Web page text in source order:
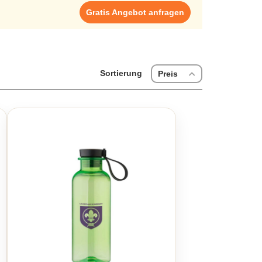
und Größen erhältlich, darunter 500 ml, 750 ml,
was sie ideal für den täglichen Gebrauch macht.
perfekt für unterwegs. Von soulbottles bis zu Klean
Gratis Angebot anfragen
Sortierung Preis